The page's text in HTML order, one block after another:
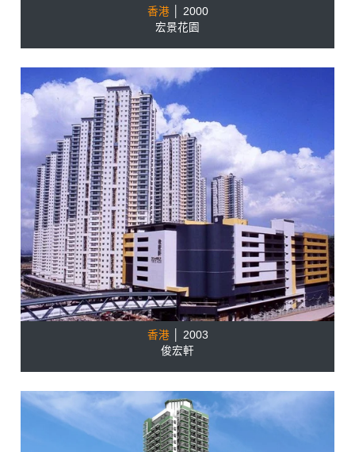
香港
│ 2000
宏景花園
香港
│ 2003
俊宏軒